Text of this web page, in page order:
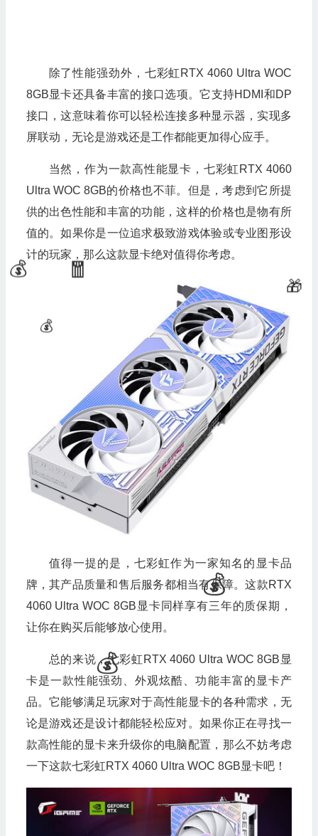
除了性能强劲外，七彩虹RTX 4060 Ultra WOC
8GB显卡还具备丰富的接口选项。它支持HDMI和DP
接口，这意味着你可以轻松连接多种显示器，实现多
屏联动，无论是游戏还是工作都能更加得心应手。
当然，作为一款高性能显卡，七彩虹RTX 4060
Ultra WOC 8GB的价格也不菲。但是，考虑到它所提
供的出色性能和丰富的功能，这样的价格也是物有所
值的。如果你是一位追求极致游戏体验或专业图形设
计的玩家，那么这款显卡绝对值得你考虑。
值得一提的是，七彩虹作为一家知名的显卡品
牌，其产品质量和售后服务都相当有保障。这款RTX
4060 Ultra WOC 8GB显卡同样享有三年的质保期，
让你在购买后能够放心使用。
总的来说，七彩虹RTX 4060 Ultra WOC 8GB显
卡是一款性能强劲、外观炫酷、功能丰富的显卡产
品。它能够满足玩家对于高性能显卡的各种需求，无
论是游戏还是设计都能轻松应对。如果你正在寻找一
款高性能的显卡来升级你的电脑配置，那么不妨考虑
一下这款七彩虹RTX 4060 Ultra WOC 8GB显卡吧！
💰